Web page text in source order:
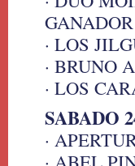
· LOS
· BRUNO
· LOS
SABADO
·
· ABEL